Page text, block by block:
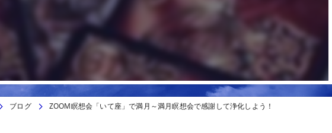
ブログ ZOOM瞑想会「いて座」で満月～満月瞑想会で感謝して浄化しよう！